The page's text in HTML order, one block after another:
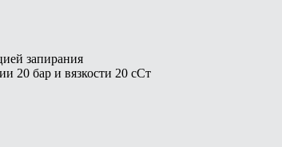
запирания
20 бар и вязкости 20 сСт